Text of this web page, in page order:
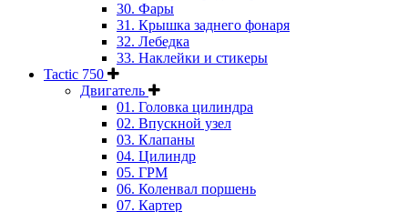
30. Фары
31. Крышка заднего фонаря
32. Лебедка
33. Наклейки и стикеры
Tactic 750
Двигатель
01. Головка цилиндра
02. Впускной узел
03. Клапаны
04. Цилиндр
05. ГРМ
06. Коленвал поршень
07. Картер